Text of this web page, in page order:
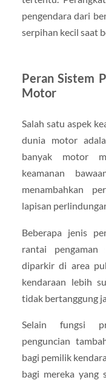
pengendara dari
serpihan kecil saat
Peran Sistem
Motor
Salah satu aspek
dunia motor
banyak motor
keamanan
menambahkan
lapisan
Beberapa jenis
rantai
diparkir di area
kendaraan lebih
tidak bertanggung
Selain fungsi
penguncian
bagi pemilik
bagi mereka yang